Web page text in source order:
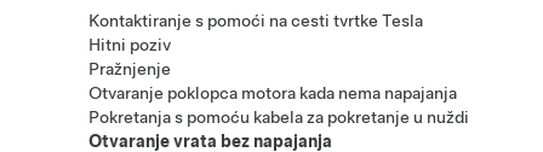
Kontaktiranje s pomoći na cesti tvrtke Tesla
Hitni poziv
Pražnjenje
Otvaranje poklopca motora kada nema napajanja
Pokretanja s pomoću kabela za pokretanje u nuždi
Otvaranje vrata bez napajanja